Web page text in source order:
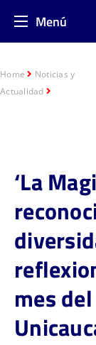
Menú
Home
Noticias y
Actualidad
‘La
mes